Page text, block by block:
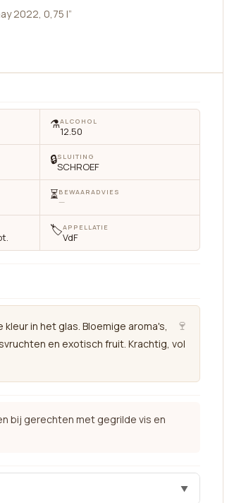
2022, 0,75 l”
⚗️ALCOHOL
12.50
🔒SLUITING
SCHROEF
⏳BEWAARADVIES
—
🏷APPELLATIE
VdF
🍷
in het glas. Bloemige aroma's,
en exotisch fruit. Krachtig, vol
bij gerechten met gegrilde vis en
▼